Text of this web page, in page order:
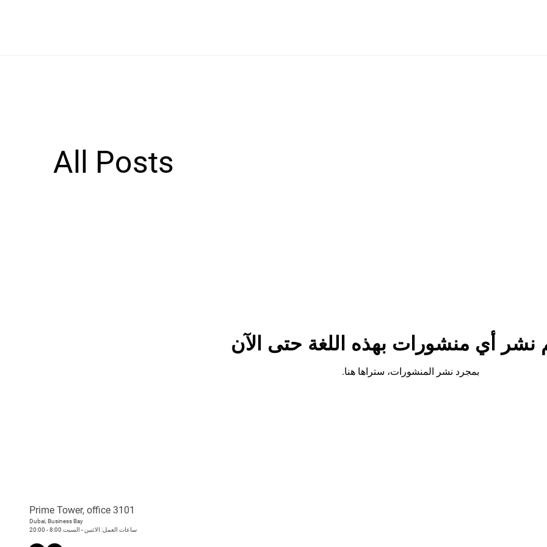
All Posts
نشر أي منشورات بهذه اللغة حتى الآن
بمجرد نشر المنشورات، ستراها هنا.
Prime Tower, office 3101
Dubai, Business Bay
ساعات العمل: الاثنين - السبت 8:00 - 20:00